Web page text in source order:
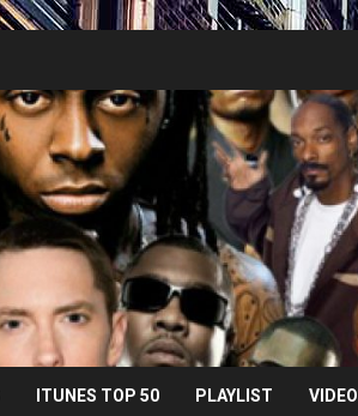
ITUNES TOP 50 PLAYLIST VIDEO